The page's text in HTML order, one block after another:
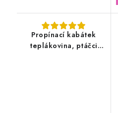
Propínací kabátek
teplákovina, ptáčci